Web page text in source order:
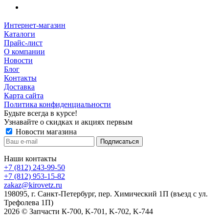
Интернет-магазин
Каталоги
Прайс-лист
О компании
Новости
Блог
Контакты
Доставка
Карта сайта
Политика конфиденциальности
Будьте всегда в курсе!
Узнавайте о скидках и акциях первым
Новости магазина
Наши контакты
+7 (812) 243-99-50
+7 (812) 953-15-82
zakaz@kirovetz.ru
198095, г. Санкт-Петербург, пер. Химический 1П (въезд с ул.
Трефолева 1П)
2026 © Запчасти К-700, K-701, K-702, K-744